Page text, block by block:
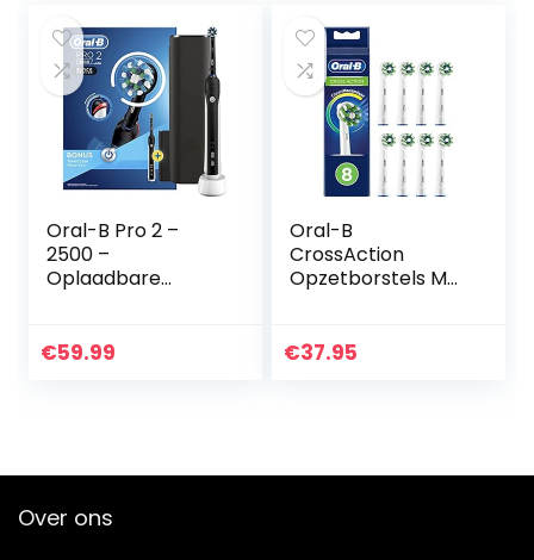
Oral-B Pro 2 –
2500 –
Oplaadbare
Powered By Braun,
€59.99
Oral-B
CrossAction
Opzetborstels Met
Verpakking Van 8
€37.95
Over ons